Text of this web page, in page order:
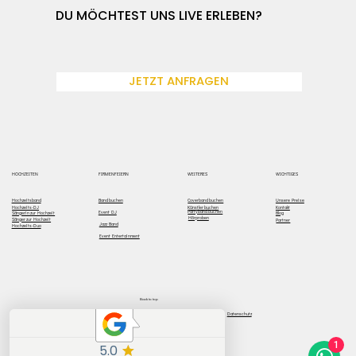
Impressum Datenschutz
FIRMENFEIERN
Back to top
DU MÖCHTEST UNS LIVE ERLEBEN?
JETZT ANFRAGEN
WEITERES WICHTIGES
HOCHZEITEN
Coverband buchen
Künstler buchen
Partyband buchen
Hörproben
Unsere Preise
Kontakt
Blog
Partner
Hochzeitsband
Hochzeits-DJ
Sängerin zur Hochzeit
Sänger zur Hochzeit
Hochzeits-Duo
Event DJ
Band buchen
Jazz Band
Event Entertainment
1